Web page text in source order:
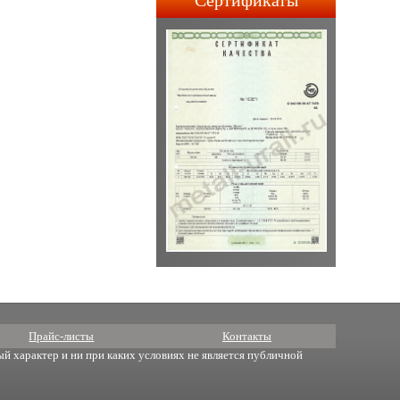
строительства АПЛ 4-го и
5-го поколений.
Прайс-листы Контакты
характер и ни при каких условиях не является публичной